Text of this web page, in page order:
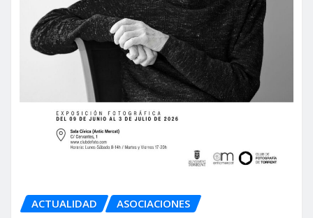
ACTUALIDAD ASOCIACIONES